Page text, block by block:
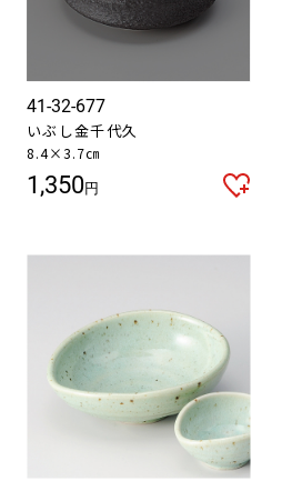
41-32-677
いぶし金千代久
8.4×3.7㎝
1,350円